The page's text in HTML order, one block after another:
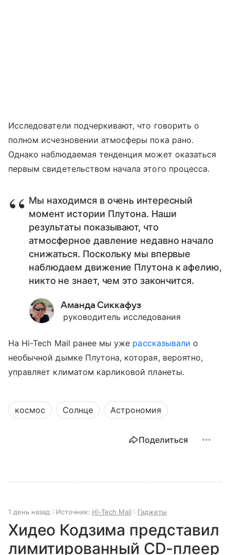
Исследователи подчеркивают, что говорить о
полном исчезновении атмосферы пока рано.
Однако наблюдаемая тенденция может оказаться
первым свидетельством начала этого процесса.
Мы находимся в очень интересный
момент истории Плутона. Наши
результаты показывают, что
атмосферное давление недавно начало
снижаться. Поскольку мы впервые
наблюдаем движение Плутона к афелию,
никто не знает, чем это закончится.
Аманда Сиккафуз
руководитель исследования
На Hi-Tech Mail ранее мы уже рассказывали о
необычной дымке Плутона, которая, вероятно,
управляет климатом карликовой планеты.
космос Солнце Астрономия
Поделиться
1 день назад Источник: Hi-Tech Mail Гаджеты
Хидео Кодзима представил
лимитированный CD-плеер